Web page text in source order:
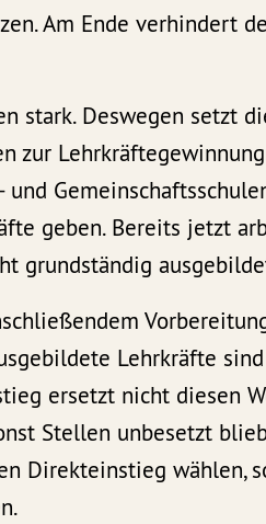
Am Ende verhindert
stark. Deswegen setzt
zur
geben. Bereits jetzt
grundständig
Lehrkräfte
ersetzt nicht diesen
Stellen unbesetzt
Direkteinstieg wählen,